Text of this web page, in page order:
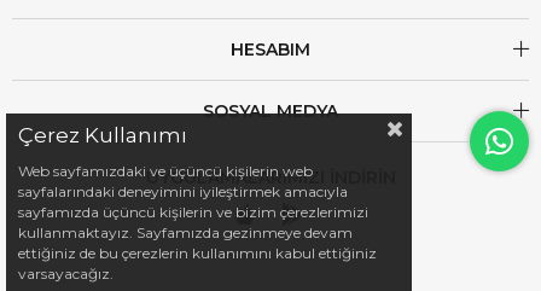
HESABIM
SOSYAL MEDYA
UYGULAMALARIMIZI İNDİRİN
Çerez Kullanımı
Web sayfamızdaki ve üçüncü kişilerin web
sayfalarındaki deneyimini iyileştirmek amacıyla
sayfamızda üçüncü kişilerin ve bizim çerezlerimizi
kullanmaktayız. Sayfamızda gezinmeye devam
ettiğiniz de bu çerezlerin kullanımını kabul ettiğiniz
varsayacağız.